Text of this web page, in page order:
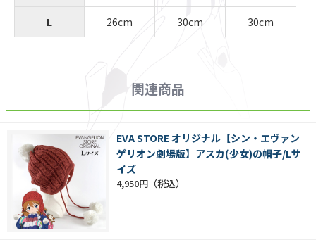
L 26cm 30cm 30cm
関連商品
EVA STORE オリジナル【シン・エヴァン
ゲリオン劇場版】アスカ(少女)の帽子/Lサ
イズ
4,950円